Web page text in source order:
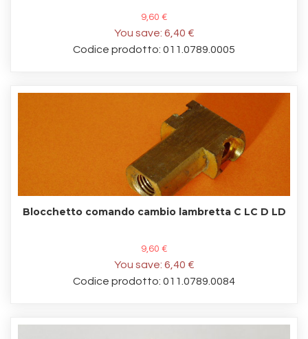
9,60 €
You save: 6,40 €
Codice prodotto: 011.0789.0005
Blocchetto comando cambio lambretta C LC D LD
9,60 €
You save: 6,40 €
Codice prodotto: 011.0789.0084